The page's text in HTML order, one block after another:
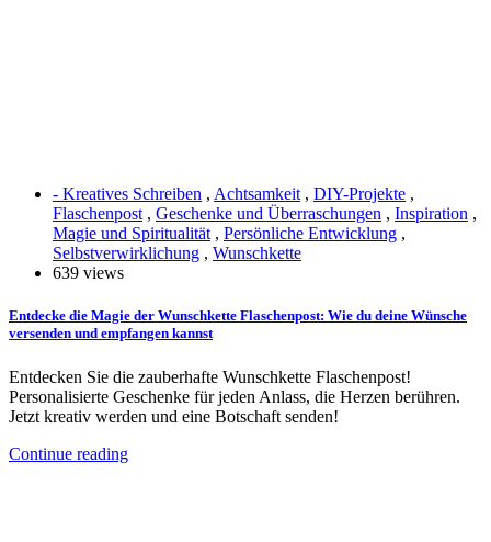
- Kreatives Schreiben , Achtsamkeit , DIY-Projekte ,
Flaschenpost , Geschenke und Überraschungen , Inspiration ,
Magie und Spiritualität , Persönliche Entwicklung ,
Selbstverwirklichung , Wunschkette
639 views
Entdecke die Magie der Wunschkette Flaschenpost: Wie du deine Wünsche
versenden und empfangen kannst
Entdecken Sie die zauberhafte Wunschkette Flaschenpost!
Personalisierte Geschenke für jeden Anlass, die Herzen berühren.
Jetzt kreativ werden und eine Botschaft senden!
Continue reading